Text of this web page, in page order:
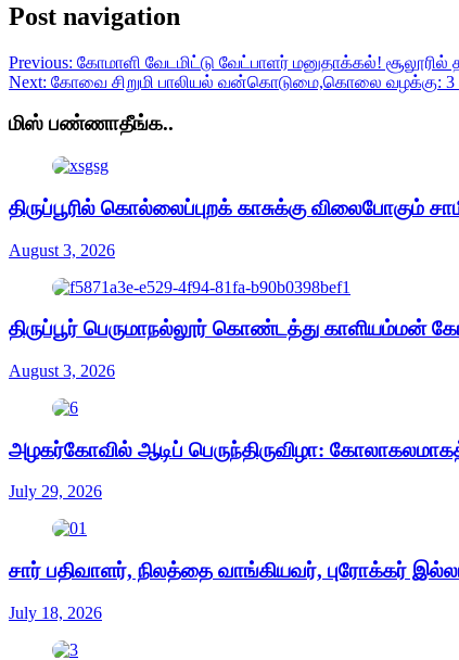
Post navigation
Previous: கோமாளி வேடமிட்டு வேட்பாளர் மனுதாக்கல்!
Next: கோவை சிறுமி பாலியல் வன்கொடுமை,கொலை வழக்கு: 3
மிஸ் பண்ணாதீங்க..
திருப்பூரில் கொல்லைப்புறக் காசுக்கு
August 3, 2026
திருப்பூர் பெருமாநல்லூர் கொண்டத்து காளியம்மன்
August 3, 2026
அழகர்கோவில் ஆடிப் பெருந்திருவிழா:
July 29, 2026
சார் பதிவாளர், நிலத்தை வாங்கியவர், புரோக்கர்
July 18, 2026